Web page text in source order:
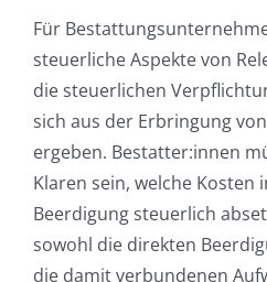
Für
steuerliche Aspekte von
die steuerlichen
sich aus der Erbringung
ergeben. Bestatter:innen
Klaren sein, welche Kosten
Beerdigung steuerlich
sowohl die direkten
die damit verbundenen